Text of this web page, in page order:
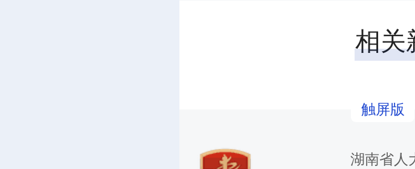
第一条 社区治
居民自治为基础，
治相结合，坚持系
相关
触屏版
湖南省人